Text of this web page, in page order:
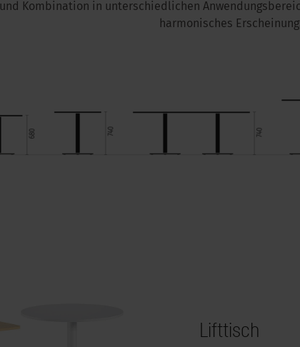
und Kombination in unterschiedlichen
harmonisches
Lifttisch